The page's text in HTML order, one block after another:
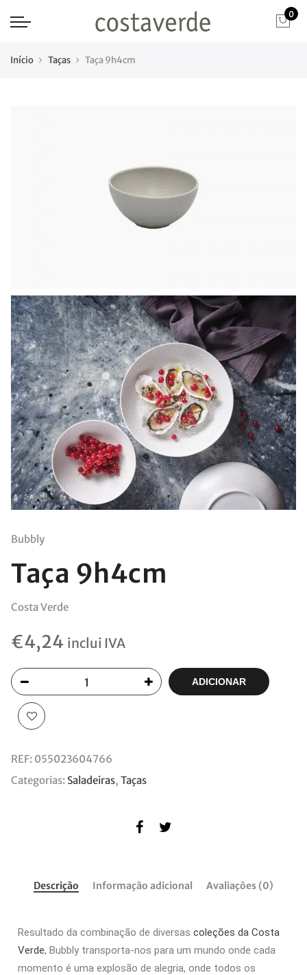
0
Início Taças Taça 9h4cm
Bubbly
Taça 9h4cm
Costa Verde
€4,24 inclui IVA
ADICIONAR
REF: 055023604766
Categorias: Saladeiras, Taças
Descrição Informação adicional Avaliações (0)
Resultado da combinação de diversas coleções da Costa
Verde, Bubbly transporta-nos para um mundo onde cada
momento é uma explosão de alegria, onde todos os